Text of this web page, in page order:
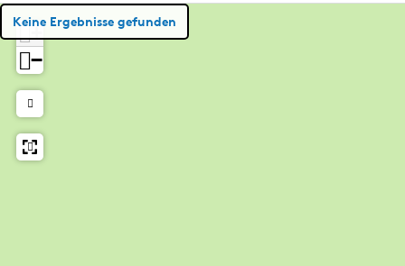
+
−
Keine Ergebnisse gefunden